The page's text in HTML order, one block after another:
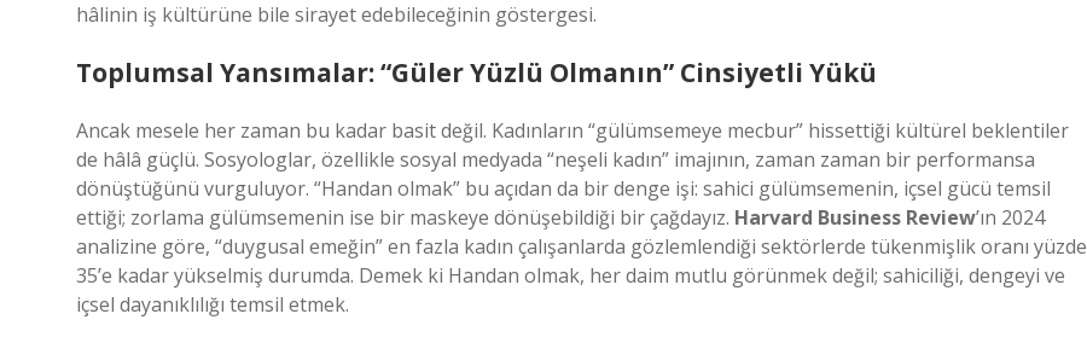
hâlinin iş kültürüne bile sirayet edebileceğinin göstergesi.
Toplumsal Yansımalar: “Güler Yüzlü Olmanın” Cinsiyetli Yükü
Ancak mesele her zaman bu kadar basit değil. Kadınların “gülümsemeye mecbur” hissettiği kültürel beklentiler
de hâlâ güçlü. Sosyologlar, özellikle sosyal medyada “neşeli kadın” imajının, zaman zaman bir performansa
dönüştüğünü vurguluyor. “Handan olmak” bu açıdan da bir denge işi: sahici gülümsemenin, içsel gücü temsil
ettiği; zorlama gülümsemenin ise bir maskeye dönüşebildiği bir çağdayız. Harvard Business Review’ın 2024
analizine göre, “duygusal emeğin” en fazla kadın çalışanlarda gözlemlendiği sektörlerde tükenmişlik oranı yüzde
35’e kadar yükselmiş durumda. Demek ki Handan olmak, her daim mutlu görünmek değil; sahiciliği, dengeyi ve
içsel dayanıklılığı temsil etmek.